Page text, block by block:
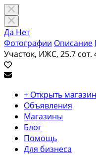
Да Нет
Фотографии Описание
Участок, ИЖС, 25.7 сот.
+ Открыть магазин
Объявления
Магазины
Блог
Помощь
Для бизнеса